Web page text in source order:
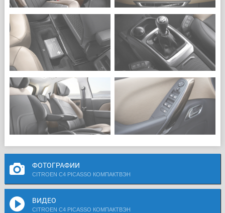
ФОТОГРАФИИ
CITROEN C4 PICASSO КОМПАКТВЭН
ВИДЕО
CITROEN C4 PICASSO КОМПАКТВЭН